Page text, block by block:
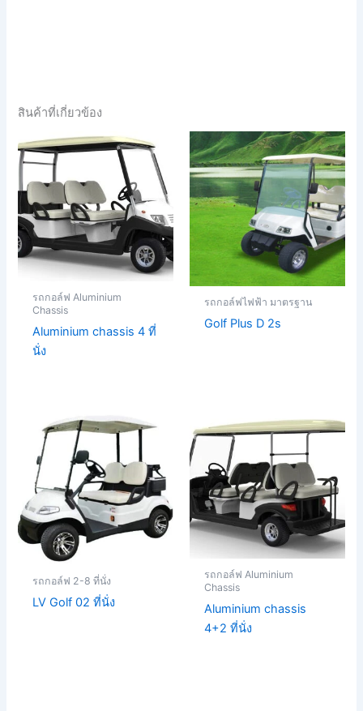
สินค้าที่เกี่ยวข้อง
รถกอล์ฟ Aluminium
Chassis
Aluminium chassis 4 ที่
นั่ง
รถกอล์ฟไฟฟ้า มาตรฐาน
Golf Plus D 2s
รถกอล์ฟ 2-8 ที่นั่ง
LV Golf 02 ที่นั่ง
รถกอล์ฟ Aluminium
Chassis
Aluminium chassis
4+2 ที่นั่ง